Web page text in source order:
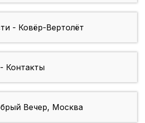
- Ковёр-Вертолёт
Контакты
Вечер, Москва